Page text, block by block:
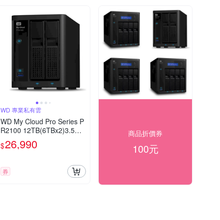
WD 專業私有雲
WD My Cloud Pro Series P
R2100 12TB(6TBx2)3.5吋
雲端儲存系統
$26,990
券
商品折價券
100元